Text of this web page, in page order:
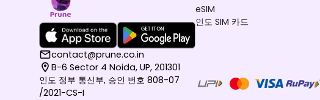
contact@prune.co.in
B-6 Sector 4 Noida, UP, 201301
인도 정부 통신부, 승인 번호 808-07
/2021-CS-I
eSIM
인도 SIM 카드